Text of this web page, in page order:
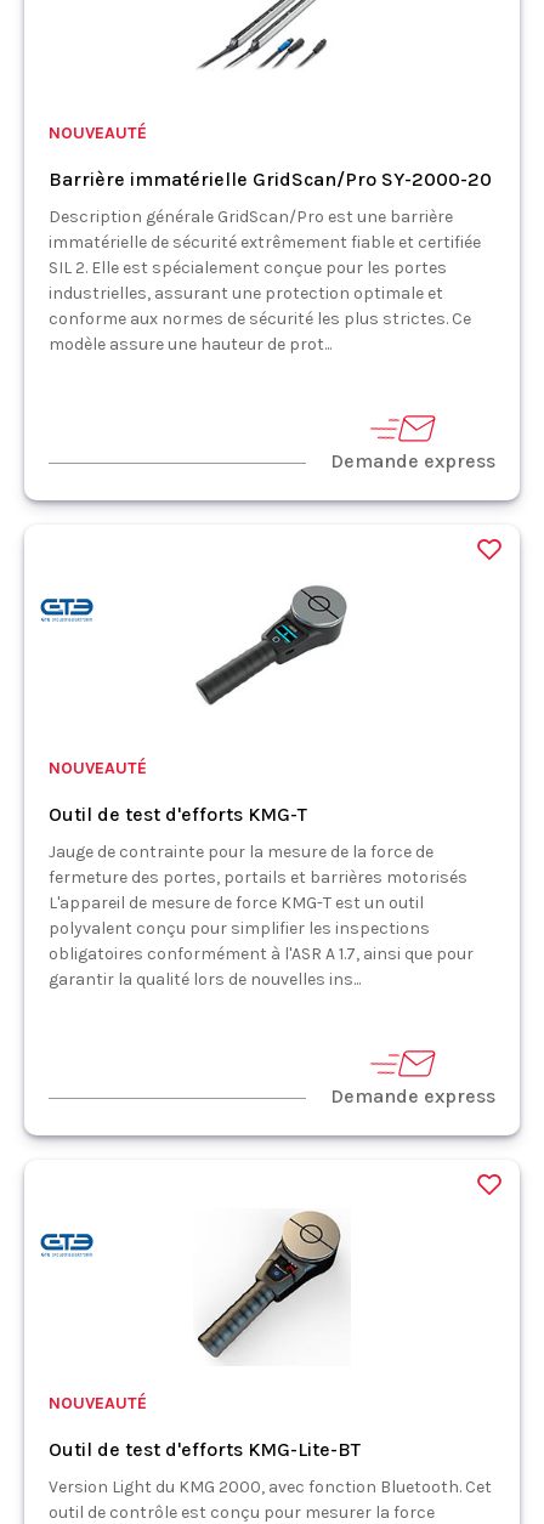
NOUVEAUTÉ
Barrière immatérielle GridScan/Pro SY-2000-20
Description générale GridScan/Pro est une barrière
immatérielle de sécurité extrêmement fiable et certifiée
SIL 2. Elle est spécialement conçue pour les portes
industrielles, assurant une protection optimale et
conforme aux normes de sécurité les plus strictes. Ce
modèle assure une hauteur de prot...
Demande express
NOUVEAUTÉ
Outil de test d'efforts KMG-T
Jauge de contrainte pour la mesure de la force de
fermeture des portes, portails et barrières motorisés
L'appareil de mesure de force KMG-T est un outil
polyvalent conçu pour simplifier les inspections
obligatoires conformément à l'ASR A 1.7, ainsi que pour
garantir la qualité lors de nouvelles ins...
Demande express
NOUVEAUTÉ
Outil de test d'efforts KMG-Lite-BT
Version Light du KMG 2000, avec fonction Bluetooth. Cet
outil de contrôle est conçu pour mesurer la force